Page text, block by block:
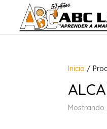
Inicio /
Mostrando